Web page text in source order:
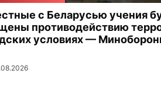
с Беларусью учения
противодействию
условиях —